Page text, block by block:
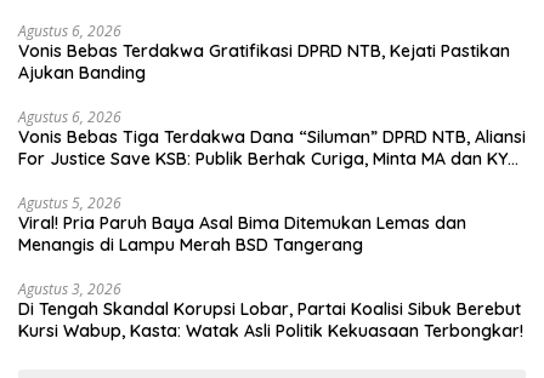
Agustus 6, 2026
Vonis Bebas Terdakwa Gratifikasi DPRD NTB, Kejati Pastikan
Ajukan Banding
Agustus 6, 2026
Vonis Bebas Tiga Terdakwa Dana “Siluman” DPRD NTB, Aliansi
For Justice Save KSB: Publik Berhak Curiga, Minta MA dan KY
Agustus 5, 2026
Viral! Pria Paruh Baya Asal Bima Ditemukan Lemas dan
Menangis di Lampu Merah BSD Tangerang
Agustus 3, 2026
Di Tengah Skandal Korupsi Lobar, Partai Koalisi Sibuk Berebut
Kursi Wabup, Kasta: Watak Asli Politik Kekuasaan Terbongkar!